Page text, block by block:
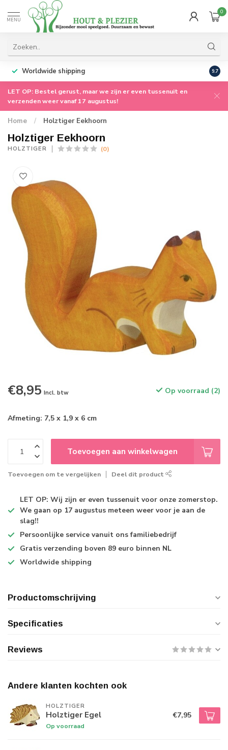
MENU
0
Worldwide shipping 9.7
LET OP: Bestel gerust, maar we zijn er even tussenuit en
verzenden weer vanaf 17 augustus!
Home / Holztiger Eekhoorn
Holztiger Eekhoorn
HOLZTIGER (0)
€8,95 Incl. btw Op voorraad (2)
Afmeting: 7,5 x 1,9 x 6 cm
Toevoegen aan winkelwagen
Toevoegen om te vergelijken Deel dit product
LET OP: Wij zijn er even tussenuit voor onze zomerstop.
We gaan op 17 augustus meteen weer voor je aan de
slag!!
Persoonlijke service vanuit ons familiebedrijf
Gratis verzending boven 89 euro binnen NL
Worldwide shipping
Productomschrijving
Specificaties
Reviews
Andere klanten kochten ook
HOLZTIGER
Holztiger Egel
Op voorraad
€7,95